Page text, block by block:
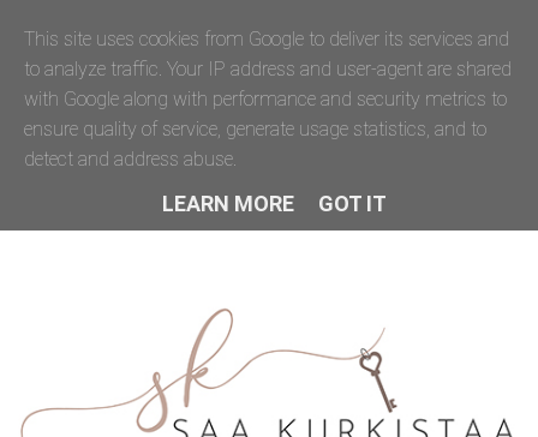
This site uses cookies from Google to deliver its services and
to analyze traffic. Your IP address and user-agent are shared
with Google along with performance and security metrics to
ensure quality of service, generate usage statistics, and to
detect and address abuse.
LEARN MORE GOT IT